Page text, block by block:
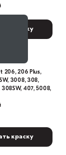
краску
206, 206 Plus,
3008, 308,
407, 5008,
краску